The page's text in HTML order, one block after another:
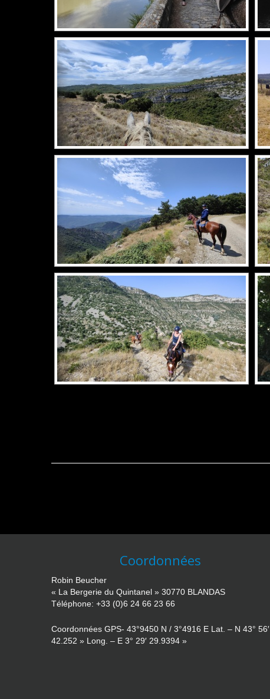
Coordonnées
Robin Beucher
« La Bergerie du Quintanel » 30770 BLANDAS
Téléphone: +33 (0)6 24 66 23 66
Coordonnées GPS- 43°9450 N / 3°4916 E Lat. – N 43° 56′
42.252 » Long. – E 3° 29′ 29.9394 »